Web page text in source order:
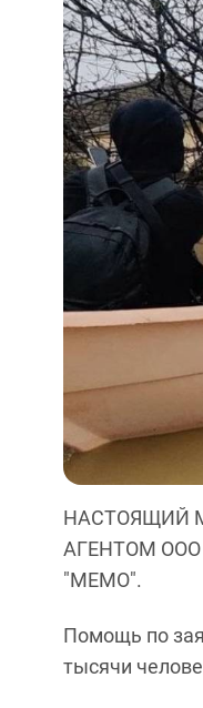
НАСТОЯЩИЙ
АГЕНТОМ
"МЕМО".
Помощь по
тысячи